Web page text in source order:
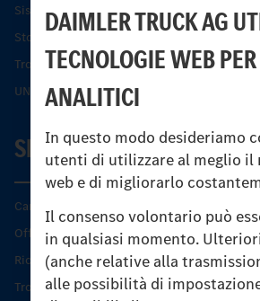
DAIMLER TRUCK AG
TECNOLOGIE WEB
ANALITICI
In questo modo desideriamo
utenti di utilizzare al meglio il
web e di migliorarlo
Il consenso volontario può
in qualsiasi momento.
(anche relative alla
alle possibilità di
Sistemi di assistenza alla guida e di sicurezza
Storia dell’Unimog
Trovare un partner
UNI-TOUCH®
SERVIZIO
Caratteristiche di prodotto
Offerta di servizio Unimog
Ricambi originali
Trovare un partner